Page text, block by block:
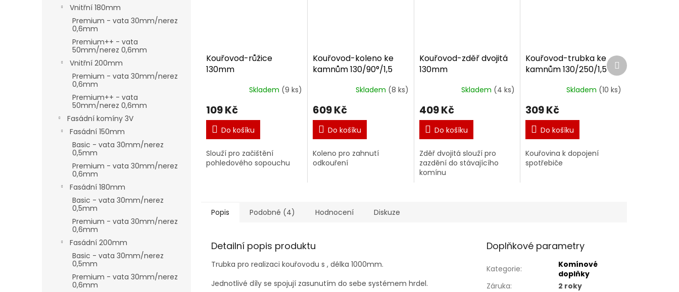
Vnitřní 180mm
Premium - vata 30mm/nerez
0,6mm
Premium++ - vata
50mm/nerez 0,6mm
Vnitřní 200mm
Premium - vata 30mm/nerez
0,6mm
Premium++ - vata
50mm/nerez 0,6mm
Fasádní komíny 3V
Fasádní 150mm
Basic - vata 30mm/nerez
0,5mm
Premium - vata 30mm/nerez
0,6mm
Fasádní 180mm
Basic - vata 30mm/nerez
0,5mm
Premium - vata 30mm/nerez
0,6mm
Fasádní 200mm
Basic - vata 30mm/nerez
0,5mm
Premium - vata 30mm/nerez
0,6mm
Kouřovod-růžice
130mm
Skladem (9 ks)
109 Kč
Do košíku
Slouží pro začištění
pohledového sopouchu
Kouřovod-koleno ke
kamnům 130/90°/1,5
Skladem (8 ks)
609 Kč
Do košíku
Koleno pro zahnutí
odkouření
Kouřovod-zděř dvojitá
130mm
Skladem (4 ks)
409 Kč
Do košíku
Zděř dvojitá slouží pro
zazdění do stávajícího
komínu
Kouřovod-trubka ke
kamnům 130/250/1,5
Skladem (10 ks)
309 Kč
Do košíku
Kouřovina k dopojení
spotřebiče
Další
produkt
Popis Podobné (4) Hodnocení Diskuze
Detailní popis produktu
Trubka pro realizaci kouřovodu s , délka 1000mm.
Jednotlivé díly se spojují zasunutím do sebe systémem hrdel.
Doplňkové parametry
Kategorie:
Komínové
doplňky
Záruka:
2 roky